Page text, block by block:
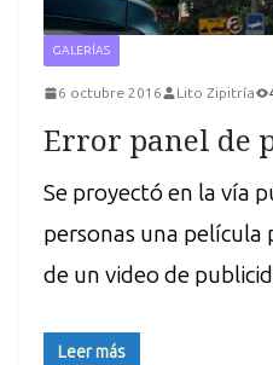
GALERÍAS
6 octubre 2016 Lito Zipitría
Error panel de
Se proyectó en la vía
personas una
de un video de
Leer más